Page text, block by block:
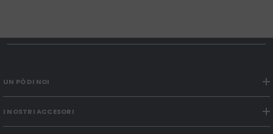
UN PÒ DI NOI
I NOSTRI ACCESORI